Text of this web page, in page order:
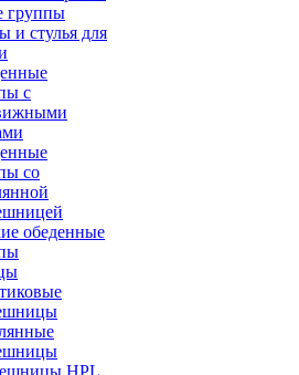
группы
и стулья для
с
со
обеденные
HPL